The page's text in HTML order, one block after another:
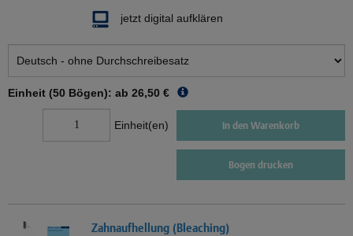
jetzt digital aufklären
Einheit (50 Bögen): ab 26,50 €
Einheit(en) In den Warenkorb
Bogen drucken
Zahnaufhellung (Bleaching)